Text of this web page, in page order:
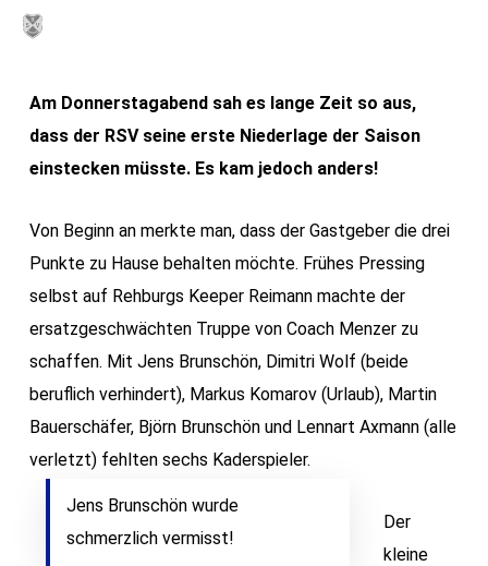
Skip
contentAm Donnerstagabend sah es lange Zeit so aus,
dass der RSV seine erste Niederlage der Saison
einstecken müsste. Es kam jedoch anders!
Von Beginn an merkte man, dass der Gastgeber die drei
Punkte zu Hause behalten möchte. Frühes Pressing
selbst auf Rehburgs Keeper Reimann machte der
ersatzgeschwächten Truppe von Coach Menzer zu
schaffen. Mit Jens Brunschön, Dimitri Wolf (beide
beruflich verhindert), Markus Komarov (Urlaub), Martin
Bauerschäfer, Björn Brunschön und Lennart Axmann (alle
verletzt) fehlten sechs Kaderspieler.
Jens Brunschön wurde
schmerzlich vermisst!
Der
kleine